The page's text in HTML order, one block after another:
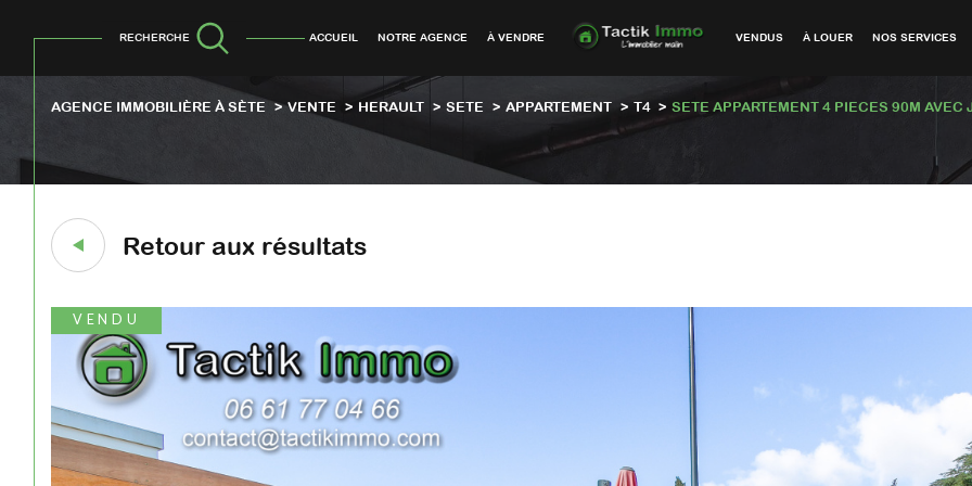
ACCUEIL NOTRE AGENCE À VENDRE VENDUS À LOUER NOS SERVICES
RECHERCHE
AGENCE IMMOBILIÈRE À SÈTE VENTE HERAULT SETE APPARTEMENT T4 SETE APPARTEMENT 4 PIECES 90M AVEC
Retour aux résultats
VENDU